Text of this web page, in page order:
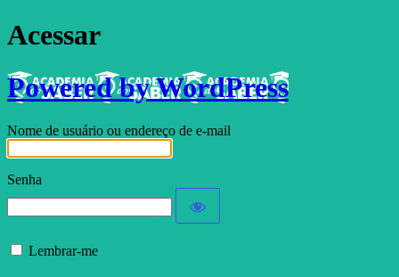
Acessar
Powered by WordPress
Nome de usuário ou endereço de e-mail
Senha
Lembrar-me